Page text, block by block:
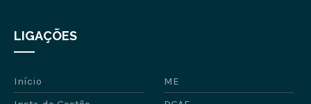
LIGAÇÕES
Início
ME